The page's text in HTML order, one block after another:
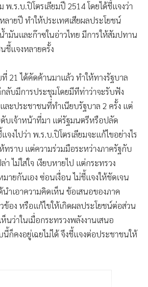
.ร.บ.ปิโตรเลียมปี 2514 โดยได้ชี้แจงว่า
ายปี ทำให้ประเทศเสียผลประโยชน์
ำมันและก๊าซในอ่าวไทย มีการให้สัมปทาน
ชี้แจงหลายครั้ง
21 ได้คัดค้านมาแล้ว ทำให้ทางรัฐบาล
ลับมีการประชุมโดยมีทีท่าว่าจะรับฟัง
ละประชาชนที่ทำเนียบรัฐบาล 2 ครั้ง แต่
บเจ้าหน้าที่มา แต่รัฐมนตรีหรือปลัด
จงไปว่า พ.ร.บ.ปิโตรเลียมจะแก้ไขอย่างไร
ทราบ แต่ความร่วมมือระหว่างภาครัฐกับ
ไม่ใส่ใจ เงียบหายไป แต่กระทรวง
ายกันเอง ซ่อนเงื่อน ไม่ชี้แจงให้ชัดเจน
ำเอาความคิดเห็น ข้อเสนอของภาค
ข้อง หรือแก้ไขให้เกิดผลประโยชน์ต่อส่วน
นว่าในเมื่อกระทรวงพลังงานเสนอ
ก็คงอยู่เฉยไม่ได้ จึงชี้แจงต่อประชาชนให้